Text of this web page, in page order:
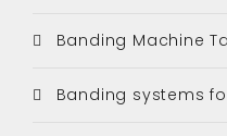
Banding Machine
Banding systems